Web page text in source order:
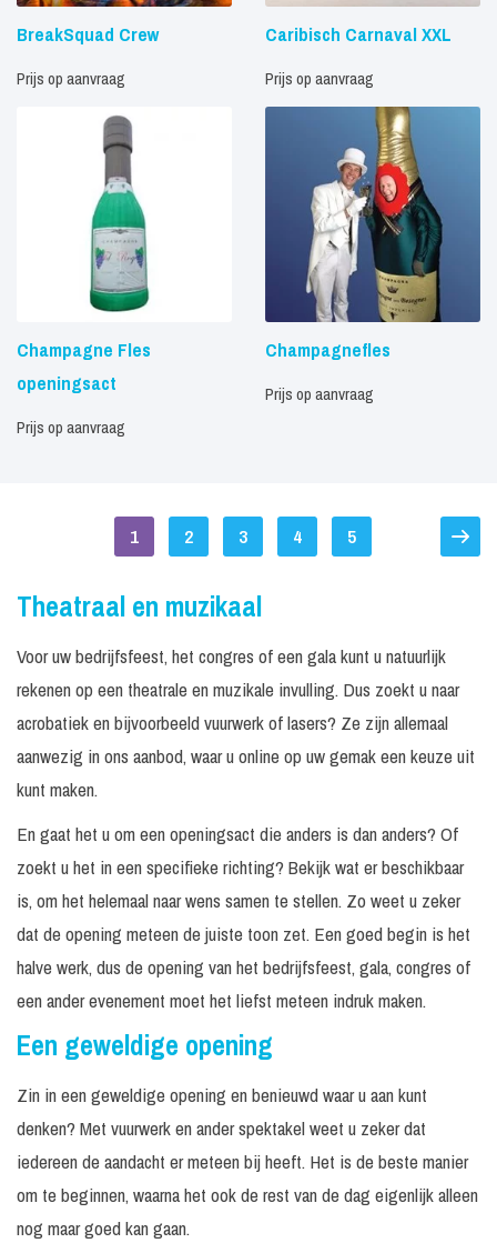
BreakSquad Crew
Prijs op aanvraag
Caribisch Carnaval XXL
Prijs op aanvraag
Champagne Fles
openingsact
Prijs op aanvraag
Champagnefles
Prijs op aanvraag
1 2 3 4 5
Theatraal en muzikaal
Voor uw bedrijfsfeest, het congres of een gala kunt u natuurlijk
rekenen op een theatrale en muzikale invulling. Dus zoekt u naar
acrobatiek en bijvoorbeeld vuurwerk of lasers? Ze zijn allemaal
aanwezig in ons aanbod, waar u online op uw gemak een keuze uit
kunt maken.
En gaat het u om een openingsact die anders is dan anders? Of
zoekt u het in een specifieke richting? Bekijk wat er beschikbaar
is, om het helemaal naar wens samen te stellen. Zo weet u zeker
dat de opening meteen de juiste toon zet. Een goed begin is het
halve werk, dus de opening van het bedrijfsfeest, gala, congres of
een ander evenement moet het liefst meteen indruk maken.
Een geweldige opening
Zin in een geweldige opening en benieuwd waar u aan kunt
denken? Met vuurwerk en ander spektakel weet u zeker dat
iedereen de aandacht er meteen bij heeft. Het is de beste manier
om te beginnen, waarna het ook de rest van de dag eigenlijk alleen
nog maar goed kan gaan.